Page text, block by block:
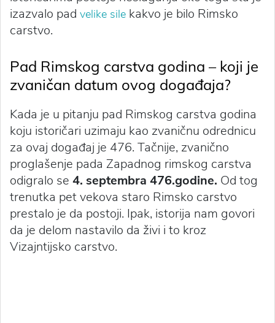
izazvalo pad velike sile kakvo je bilo Rimsko
carstvo.
Pad Rimskog carstva godina – koji je
zvaničan datum ovog događaja?
Kada je u pitanju pad Rimskog carstva godina
koju istoričari uzimaju kao zvaničnu odrednicu
za ovaj događaj je 476. Tačnije, zvanično
proglašenje pada Zapadnog rimskog carstva
odigralo se 4. septembra 476.godine. Od tog
trenutka pet vekova staro Rimsko carstvo
prestalo je da postoji. Ipak, istorija nam govori
da je delom nastavilo da živi i to kroz
Vizajntijsko carstvo.